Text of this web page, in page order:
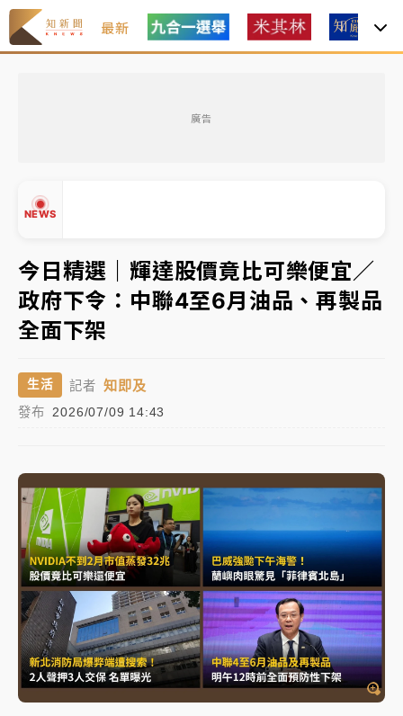
最新
廣告
NEWS
女律師陳昱瑄詐慈濟10億！黃金158kg遭查扣畫面曝光
中信慈善基金會想增加董事人數！辜仲諒向法院聲請遭
故宮《龍藏經》特展第2檔！今線上預約開賣一度塞車
周六起展出延長至晚上7時
台東農業處長涉圖利渡假村！東檢抗告成功 今重開羈
父親節泡湯了！中颱白海豚雨彈轟3天 「紅到發紫」降
雨熱區曝
台積電殺35元、台股跌近300點 被動元件、低軌衛星
及載板皆走弱
中信慈善基金會想增加董事人數！辜仲諒向法院聲請遭
駁 理由曝光
故宮《龍藏經》特展第2檔！今線上預約開賣一度塞車
周六起展出延長至晚上7時
台東農業處長涉圖利渡假村！東檢抗告成功 今重開羈
▼
今日精選｜輝達股價竟比可樂便宜／
政府下令：中聯4至6月油品、再製品
全面下架
生活 記者 知即及
發布 2026/07/09 14:43